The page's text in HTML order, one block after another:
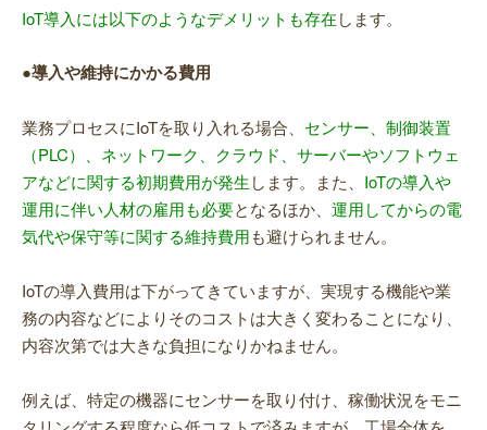
IoT導入には以下のようなデメリットも存在します。
●導入や維持にかかる費用
業務プロセスにIoTを取り入れる場合、 センサー、制御装置
（PLC）、ネットワーク、クラウド、サーバーやソフトウェ
アなどに関する初期費用が発生します。また、 IoTの導入や
運用に伴い人材の雇用も必要となるほか、 運用してからの電
気代や保守等に関する維持費用も避けられません。
IoTの導入費用は下がってきていますが、実現する機能や業
務の内容などによりそのコストは大きく変わることになり、
内容次第では大きな負担になりかねません。
例えば、特定の機器にセンサーを取り付け、稼働状況をモニ